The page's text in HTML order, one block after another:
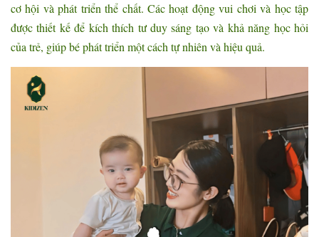
cơ hội và phát triển thể chất. Các hoạt động vui chơi và học tập
được thiết kế để kích thích tư duy sáng tạo và khả năng học hỏi
của trẻ, giúp bé phát triển một cách tự nhiên và hiệu quả.